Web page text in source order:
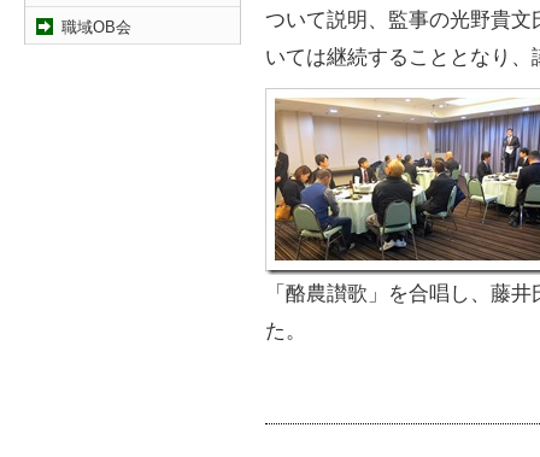
職域OB会
ついて説明、監事の光野貴
いては継続することとなり
「酪農讃歌」を合唱し、藤
た。